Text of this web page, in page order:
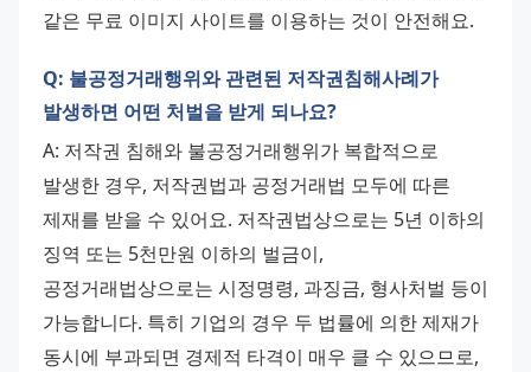
같은 무료 이미지 사이트를 이용하는 것이 안전해요.
Q: 불공정거래행위와 관련된 저작권침해사례가
발생하면 어떤 처벌을 받게 되나요?
A: 저작권 침해와 불공정거래행위가 복합적으로
발생한 경우, 저작권법과 공정거래법 모두에 따른
제재를 받을 수 있어요. 저작권법상으로는 5년 이하의
징역 또는 5천만원 이하의 벌금이,
공정거래법상으로는 시정명령, 과징금, 형사처벌 등이
가능합니다. 특히 기업의 경우 두 법률에 의한 제재가
동시에 부과되면 경제적 타격이 매우 클 수 있으므로,